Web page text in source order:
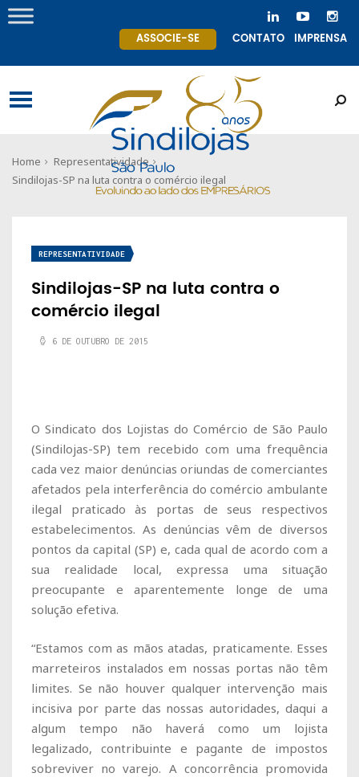
ASSOCIE-SE CONTATO IMPRENSA
Home
Representatividade
Sindilojas-SP na luta contra o comércio ilegal
REPRESENTATIVIDADE
Sindilojas-SP na luta contra o
comércio ilegal
6 DE OUTUBRO DE 2015
O Sindicato dos Lojistas do Comércio de São Paulo
(Sindilojas-SP) tem recebido com uma frequência
cada vez maior denúncias oriundas de comerciantes
afetados pela interferência do comércio ambulante
ilegal praticado às portas de seus respectivos
estabelecimentos. As denúncias vêm de diversos
pontos da capital (SP) e, cada qual de acordo com a
sua realidade local, expressa uma situação
preocupante e aparentemente longe de uma
solução efetiva.
“Estamos com as mãos atadas, praticamente. Esses
marreteiros instalados em nossas portas não têm
limites. Se não houver qualquer intervenção mais
incisiva por parte das nossas autoridades, daqui a
algum tempo não haverá como um lojista
legalizado, contribuinte e pagante de impostos
sobreviver no varejo. A concorrência promovida